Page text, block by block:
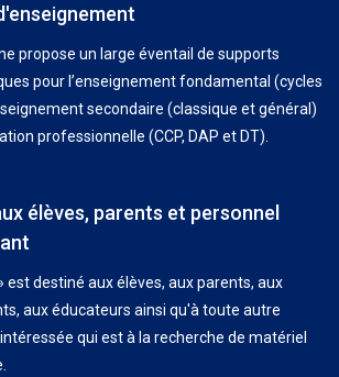
propose un large éventail de supports
pour l’enseignement fondamental (cycles
secondaire (classique et général)
professionnelle (CCP, DAP et DT).
élèves, parents et personnel
est destiné aux élèves, aux parents, aux
aux éducateurs ainsi qu'à toute autre
qui est à la recherche de matériel